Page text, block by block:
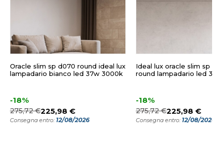
Oracle slim sp d070 round ideal lux
lampadario bianco led 37w 3000k
-18%
275,72 €225,98 €
Consegna entro: 12/08/2026
Ideal lux oracle slim sp
round lampadario led
-18%
275,72 €225,98 €
Consegna entro: 12/08/2026